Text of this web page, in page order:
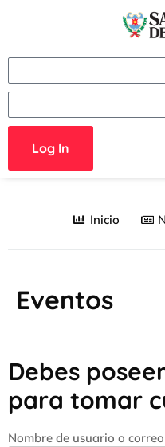
Log In
Inicio
Eventos
Debes
para tomar
Nombre de usuario o